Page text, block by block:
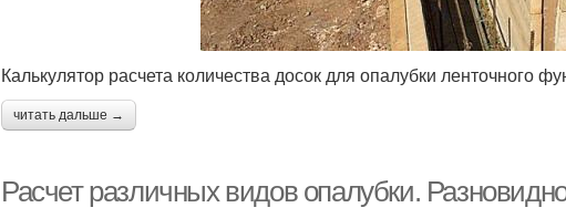
Калькулятор расчета количества досок для опалубки ленточного
читать дальше →
Расчет различных видов опалубки.